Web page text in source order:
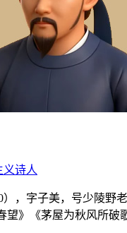
义诗人
，字子美，号少陵野
望》《茅屋为秋风所